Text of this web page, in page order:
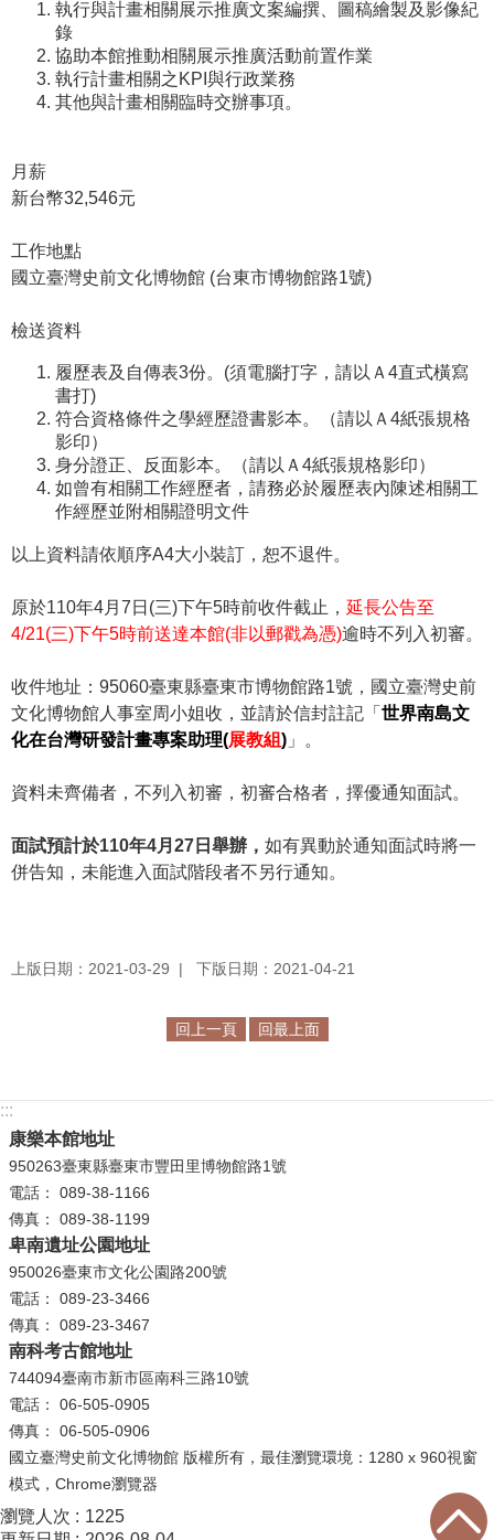
友
善
施
服
服
覽
S
S
網
站
資
開
宣
告
權
資
訊
安
全
宣
告
為
民
服
務
白
皮
書
政
執行與計畫相關展示推廣文案編撰、圖稿繪製及影像紀
錄
協助本館推動相關展示推廣活動前置作業
執行計畫相關之 KPI 與行政業務
其他與計畫相關臨時交辦事項。
月薪
新台幣32,546元
工作地點
國立臺灣史前文化博物館 (台東市博物館路1號)
檢送資料
履歷表及自傳表3份。 (須電腦打字，請以Ａ 4直式橫寫
書打)
符合資格條件之學經歷證書影本。（請以Ａ 4紙張規格
影印）
身分證正、反面影本。（請以Ａ 4紙張規格影印）
如曾有相關工作經歷者，請務必於履歷表內陳述相關工
作經歷並附相關證明文件
以上資料請依順序A4大小裝訂，恕不退件。
原於110年4月 7 日 (三)下午5時前收件截止， 延長公告至
4/21(三)下午5時前送達本館(非以郵戳為憑)逾時不列入初審。
收件地址： 95060臺東縣臺東市博物館路1號，國立臺灣史前
文化博物館人事室周小姐收，並請於信封註記「 世界南島文
化在台灣研發計畫專案助理(展教組) 」。
資料未齊備者，不列入初審，初審合格者，擇優通知面試。
面試預計於110年4月 27 日舉辦， 如有異動於通知面試時將一
併告知，未能進入面試階段者不另行通知。
上版日期：2021-03-29 下版日期：2021-04-21
回上一頁 回最上面
:::
康樂本館地址
950263臺東縣臺東市豐田里博物館路1號
電話： 089-38-1166
傳真： 089-38-1199
卑南遺址公園地址
950026臺東市文化公園路200號
電話： 089-23-3466
傳真： 089-23-3467
南科考古館地址
744094臺南市新市區南科三路10號
電話： 06-505-0905
傳真： 06-505-0906
國立臺灣史前文化博物館 版權所有，最佳瀏覽環境：1280 x 960視窗
模式，Chrome瀏覽器
瀏覽人次
1225